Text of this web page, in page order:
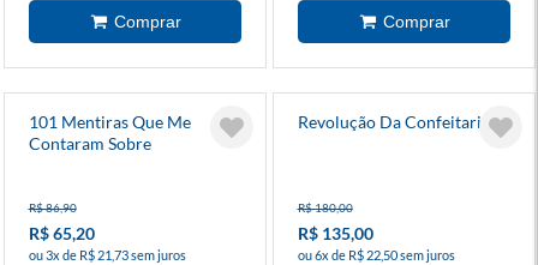
101 Mentiras Que Me
Contaram Sobre
R$ 86,90
R$ 65,20
ou 3x de R$ 21,73 sem juros
Revolução Da Confeitaria
R$ 180,00
R$ 135,00
ou 6x de R$ 22,50 sem juros